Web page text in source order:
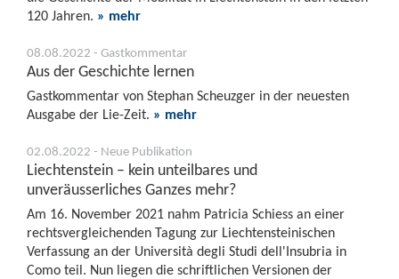
120 Jahren. » mehr
08.08.2022 - Gastkommentar
Aus der Geschichte lernen
Gastkommentar von Stephan Scheuzger in der neuesten
Ausgabe der Lie-Zeit. » mehr
02.08.2022 - Neue Publikation
Liechtenstein – kein unteilbares und
unveräusserliches Ganzes mehr?
Am 16. November 2021 nahm Patricia Schiess an einer
rechtsvergleichenden Tagung zur Liechtensteinischen
Verfassung an der Università degli Studi dell'Insubria in
Como teil. Nun liegen die schriftlichen Versionen der